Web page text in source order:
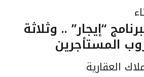
“إيجار” .. وثلاثة
المستأجرين
العقارية